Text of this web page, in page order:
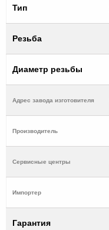
Тип
Резьба
Диаметр резьбы
Адрес завода изготовителя
Производитель
Cервисные центры
Импортер
Гарантия